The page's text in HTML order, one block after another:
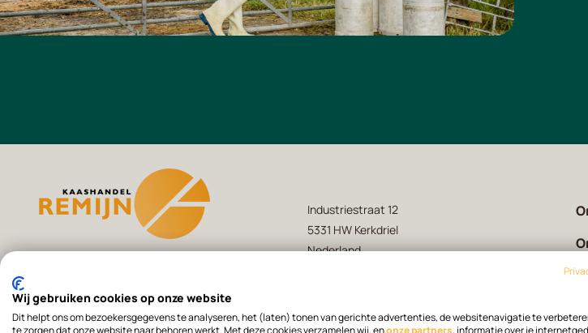
Wij gebruiken cookies op onze website
Dit helpt ons om bezoekersgegevens te analyseren, het (laten) tonen van gerichte advertenties, de websitenavigatie te
te zorgen dat onze website naar behoren werkt. Met deze cookies verzamelen wij, enonze partners, informatie over je
Volg ons op
Industriestraat 12
5331 HW Kerkdriel
Nederland
info@kaashandelremijn.nl